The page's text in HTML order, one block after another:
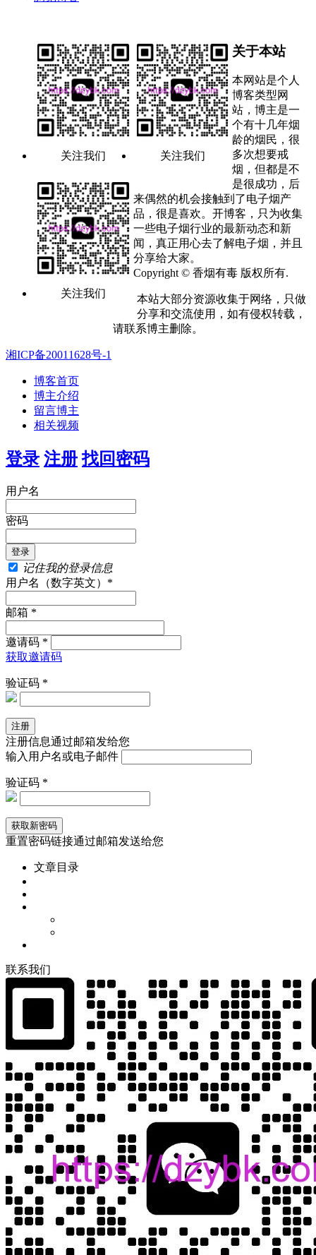
关注我们 关注我们
关注我们
关于本站
本网站是个人
博客类型网
站，博主是一
个有十几年烟
龄的烟民，很
多次想要戒
烟，但都是不
是很成功，后
来偶然的机会接触到了电子烟产
品，很是喜欢。开博客，只为收集
一些电子烟行业的最新动态和新
闻，真正用心去了解电子烟，并且
分享给大家。
Copyright © 香烟有毒 版权所有.
本站大部分资源收集于网络，只做
分享和交流使用，如有侵权转载，
请联系博主删除。
湘ICP备20011628号-1
博客首页
博主介绍
留言博主
相关视频
登录 注册 找回密码
用户名
密码
记住我的登录信息
用户名（数字英文）*
邮箱 *
邀请码 *
获取邀请码
验证码 *
注册信息通过邮箱发给您
输入用户名或电子邮件
验证码 *
重置密码链接通过邮箱发送给您
文章目录
联系我们